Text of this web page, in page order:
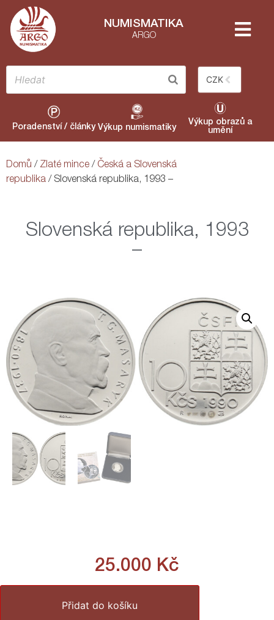
NUMISMATIKA
ARGO
CZK
Poradenství / články Výkup numismatiky
Výkup obrazů a
umění
Domů / Zlaté mince / Česká a Slovenská
republika / Slovenská republika, 1993 –
Slovenská republika, 1993
–
25.000 Kč
Přidat do košíku